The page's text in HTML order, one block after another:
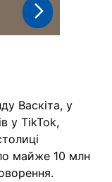
Васкіта, у
у TikTok,
майже 10 млн